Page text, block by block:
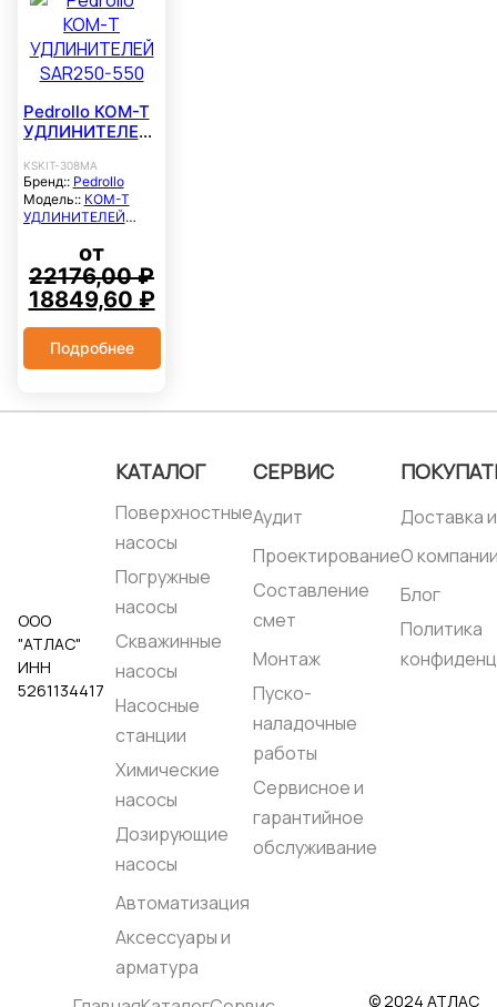
Pedrollo КОМ-Т
УДЛИНИТЕЛЕЙ
KSKIT-308MA
Бренд:: Pedrollo
Модель:: КОМ-Т
УДЛИНИТЕЛЕЙ
от
22176,00₽
Первоначальная
цена
составляла
22176,00 ₽.
18849,60 ₽Текущая
цена:
Подробнее
ООО
"АТЛАС"
ИНН
5261134417
КАТАЛОГ
Поверхностные
насосы
Погружные
насосы
Скважинные
насосы
Насосные
станции
Химические
насосы
Дозирующие
насосы
Автоматизация
Аксессуары и
арматура
СЕРВИС
Аудит
Проектирование
Составление
смет
Монтаж
Пуско-
наладочные
работы
Сервисное и
гарантийное
обслуживание
Доставка
О
Блог
Политика
© 2024 АТЛАС